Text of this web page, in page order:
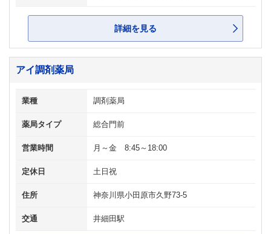
詳細を見る
アイ調剤薬局
業種 調剤薬局
薬局タイプ 総合門前
営業時間 月～金 8:45～18:00
定休日 土日祝
住所 神奈川県小田原市久野73-5
交通 井細田駅